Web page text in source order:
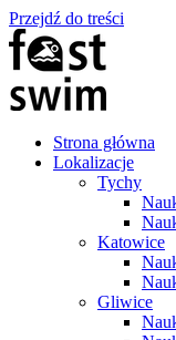
Przejdź do treści
Strona główna
Lokalizacje
Tychy
Katowice
Gliwice